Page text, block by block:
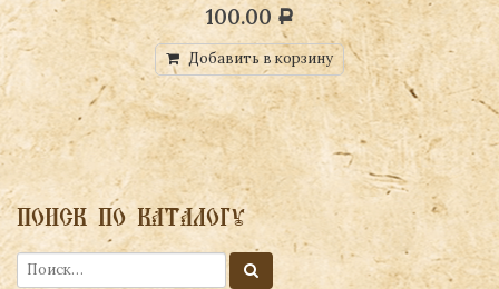
100.00 Р
Добавить в корзину
ПОИСК ПО КАТАЛОГУ